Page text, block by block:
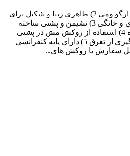
1) طراحی بر اساس اصول ارگونومی 2) ظاهری زیبا و شکیل برای
استفاده در محیط های اداری و خانگی 3) نشیمن و پشتی ساخته
شده از پلی امید تقویت شده 4) استفاده از روکش مش در پشتی
جهت افزایش زیبایی و جلوگیری از تعرق 5) دارای پایه کنفرانسی